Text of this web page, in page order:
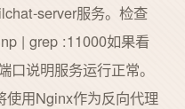
server服务。检查
| grep :11000如果看
说明服务运行正常。
用Nginx作为反向代理